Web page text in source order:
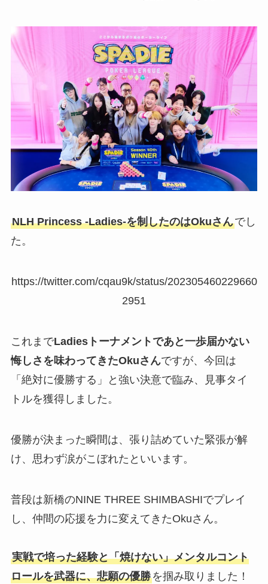
NLH Princess -Ladies-を制したのはOkuさんでし
た。
https://twitter.com/cqau9k/status/202305460229660
2951
これまでLadiesトーナメントであと一歩届かない
悔しさを味わってきたOkuさんですが、今回は
「絶対に優勝する」と強い決意で臨み、見事タイ
トルを獲得しました。
優勝が決まった瞬間は、張り詰めていた緊張が解
け、思わず涙がこぼれたといいます。
普段は新橋のNINE THREE SHIMBASHIでプレイ
し、仲間の応援を力に変えてきたOkuさん。
実戦で培った経験と「焼けない」メンタルコント
ロールを武器に、悲願の優勝を掴み取りました！